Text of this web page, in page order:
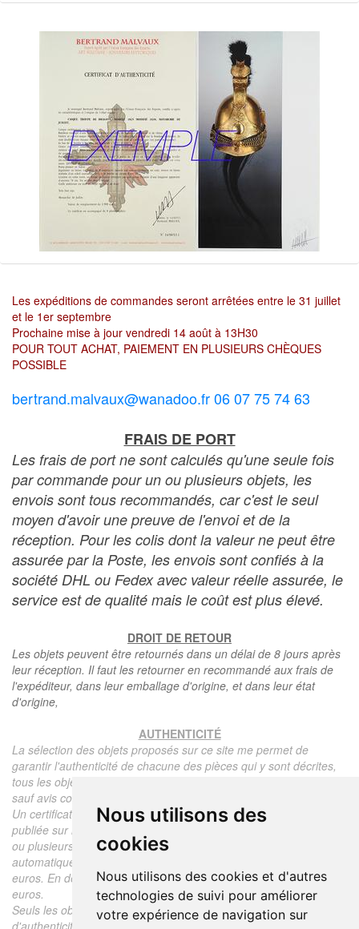
Nous utilisons des
cookies
Nous utilisons des cookies et d'autres
technologies de suivi pour améliorer
votre expérience de navigation sur
Les expéditions de commandes seront arrêtées entre le 31 juillet
et le 1er septembre
Prochaine mise à jour vendredi 14 août à 13H30
POUR TOUT ACHAT, PAIEMENT EN PLUSIEURS CHÈQUES
POSSIBLE
bertrand.malvaux@wanadoo.fr 06 07 75 74 63
FRAIS DE PORT
Les frais de port ne sont calculés qu'une seule fois
par commande pour un ou plusieurs objets, les
envois sont tous recommandés, car c'est le seul
moyen d'avoir une preuve de l'envoi et de la
réception. Pour les colis dont la valeur ne peut être
assurée par la Poste, les envois sont confiés à la
société DHL ou Fedex avec valeur réelle assurée, le
service est de qualité mais le coût est plus élevé.
DROIT DE RETOUR
Les objets peuvent être retournés dans un délai de 8 jours après
leur réception. Il faut les retourner en recommandé aux frais de
l'expéditeur, dans leur emballage d'origine, et dans leur état
d'origine,
AUTHENTICITÉ
La sélection des objets proposés sur ce site me permet de
garantir l'authenticité de chacune des pièces qui y sont décrites,
tous les objets proposés sont garantis d'époque et authentiques,
sauf avis contraire ou restriction dans la description.
Un certificat d'authenticité de l'objet reprenant la description
publiée sur le site, l'époque, le prix de vente, accompagné d'une
ou plusieurs photographies en couleurs est communiqué
automatiquement pour tout objet dont le prix est supérieur à 130
euros. En dessous de ce prix chaque certificat est facturé 5
euros.
Seuls les objets vendus par mes soins font l'objet d'un certificat
d'authenticité, je ne fais aucun rapport d'expertise pour les objets